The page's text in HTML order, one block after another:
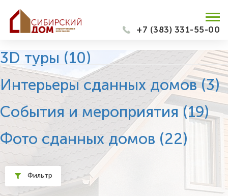
+7 (383) 331-55-00
3D туры (10)
Интерьеры сданных домов(3)
События и мероприятия(19)
Фото сданных домов (22)
Фильтр